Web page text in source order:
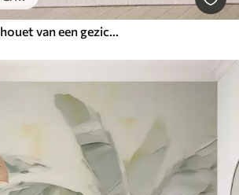
Muurschildering Silhouet van een gezicht tegen een abstracte achtergrond